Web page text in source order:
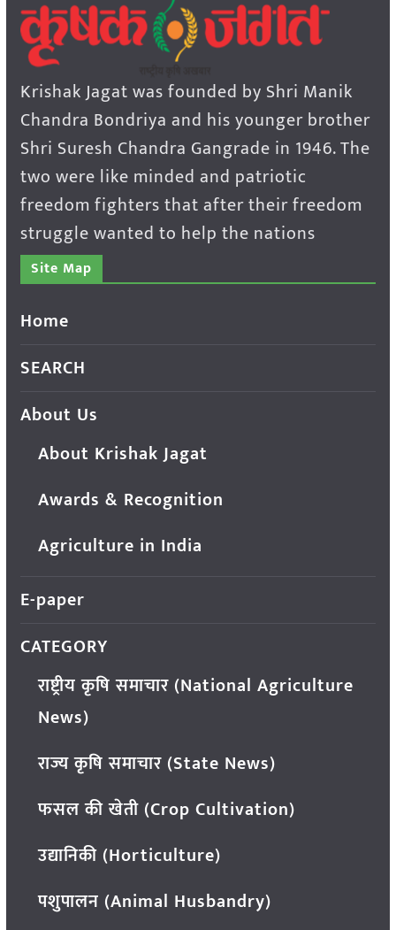
Krishak Jagat was founded by Shri Manik
Chandra Bondriya and his younger brother
Shri Suresh Chandra Gangrade in 1946. The
two were like minded and patriotic
freedom fighters that after their freedom
struggle wanted to help the nations
Site Map
Home
SEARCH
About Us
About Krishak Jagat
Awards & Recognition
Agriculture in India
E-paper
CATEGORY
राष्ट्रीय कृषि समाचार (National Agriculture
News)
राज्य कृषि समाचार (State News)
फसल की खेती (Crop Cultivation)
उद्यानिकी (Horticulture)
पशुपालन (Animal Husbandry)